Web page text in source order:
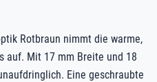
Rotbraun nimmt die warme,
auf. Mit 17 mm Breite und 18
Eine geschraubte